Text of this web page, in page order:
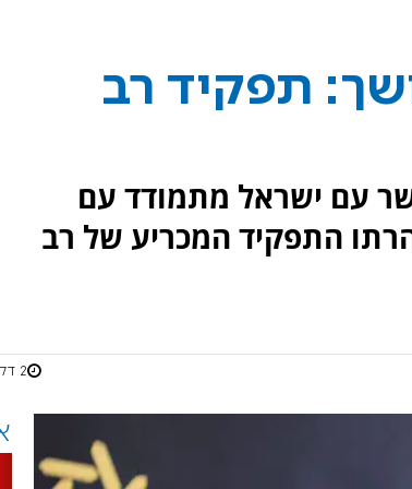
תפקיד רב
עם ישראל מתמודד עם
התפקיד המכריע של רב
2 דקות